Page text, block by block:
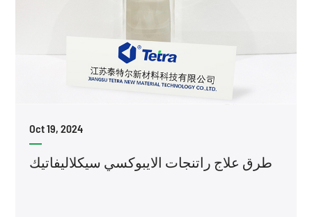
Oct 19, 2024
طرق علاج راتنجات الايبوكسي سيكلاليفاتيك